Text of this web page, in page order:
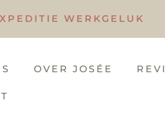
WERKGELUK
OVER JOSÉE